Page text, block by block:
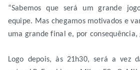
“Sabemos que será um grande
equipe. Mas chegamos motivados e
uma grande final e, por
Logo depois, às 21h30, será a vez